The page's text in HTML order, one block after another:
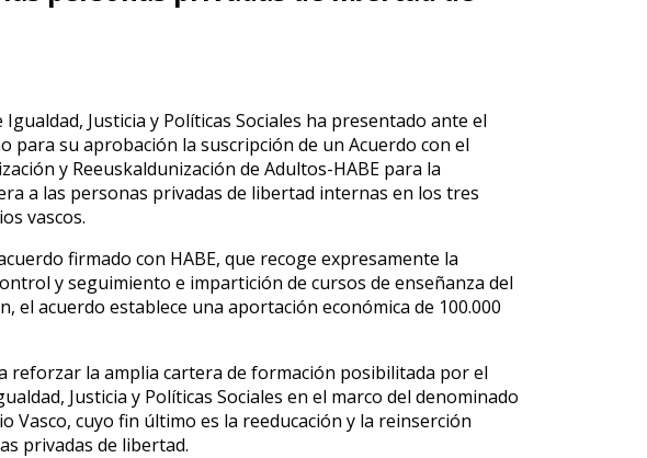
Justicia y Políticas Sociales ha presentado ante el
para su aprobación la suscripción de un Acuerdo con el
y Reeuskaldunización de Adultos-HABE para la
a las personas privadas de libertad internas en los tres
vascos.
firmado con HABE, que recoge expresamente la
y seguimiento e impartición de cursos de enseñanza del
el acuerdo establece una aportación económica de 100.000
reforzar la amplia cartera de formación posibilitada por el
Justicia y Políticas Sociales en el marco del denominado
Vasco, cuyo fin último es la reeducación y la reinserción
privadas de libertad.